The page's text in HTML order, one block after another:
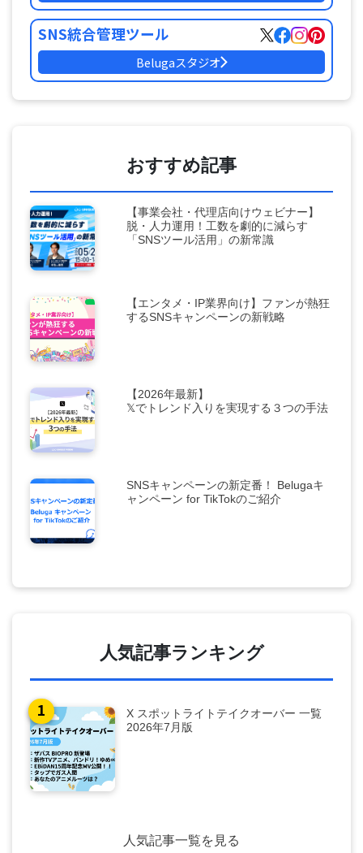
SNS統合管理ツール
Belugaスタジオ
おすすめ記事
【事業会社・代理店向けウェビナー】
脱・人力運用！工数を劇的に減らす
「SNSツール活用」の新常識
【エンタメ・IP業界向け】ファンが熱狂
するSNSキャンペーンの新戦略
【2026年最新】
𝕏でトレンド入りを実現する３つの手法
SNSキャンペーンの新定番！ Belugaキ
ャンペーン for TikTokのご紹介
人気記事ランキング
X スポットライトテイクオーバー 一覧
2026年7月版
人気記事一覧を見る